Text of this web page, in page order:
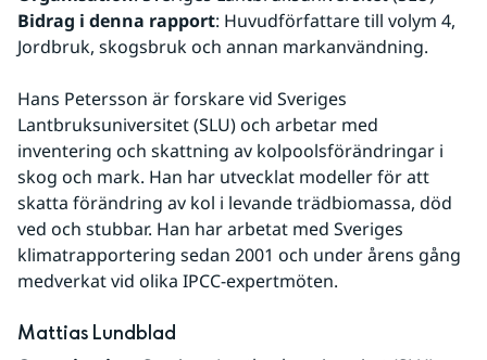
Bidrag i denna rapport: Huvudförfattare till volym 4,
Jordbruk, skogsbruk och annan markanvändning.
Hans Petersson är forskare vid Sveriges
Lantbruksuniversitet (SLU) och arbetar med
inventering och skattning av kolpoolsförändringar i
skog och mark. Han har utvecklat modeller för att
skatta förändring av kol i levande trädbiomassa, död
ved och stubbar. Han har arbetat med Sveriges
klimatrapportering sedan 2001 och under årens gång
medverkat vid olika IPCC-expertmöten.
Mattias Lundblad